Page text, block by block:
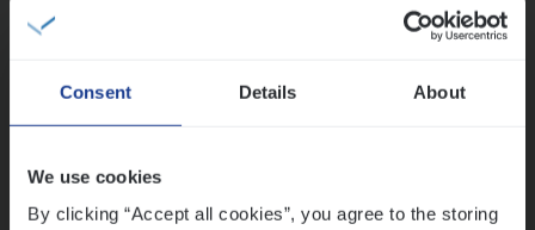
Consent Details About
We use cookies
By clicking “Accept all cookies”, you agree to the storing
Sales Management
ITBusi­ness Analyst
IT, Change & Innovation